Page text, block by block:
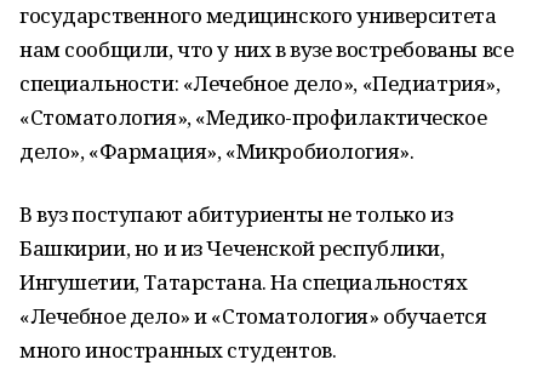
государственного медицинского университета
нам сообщили, что у них в вузе востребованы все
специальности: «Лечебное дело», «Педиатрия»,
«Стоматология», «Медико-профилактическое
дело», «Фармация», «Микробиология».
В вуз поступают абитуриенты не только из
Башкирии, но и из Чеченской республики,
Ингушетии, Татарстана. На специальностях
«Лечебное дело» и «Стоматология» обучается
много иностранных студентов.